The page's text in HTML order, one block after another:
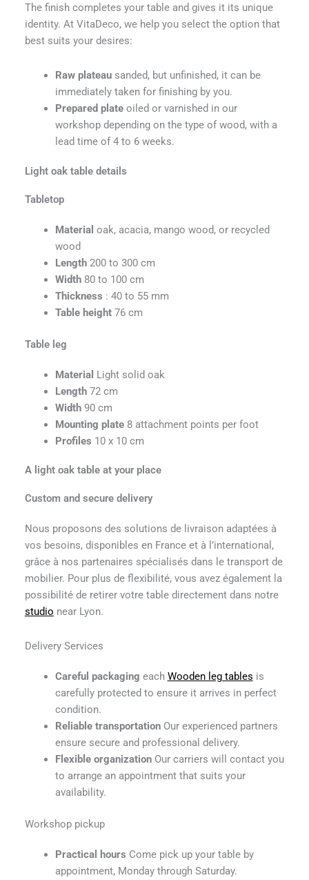
The finish completes your table and gives it its unique
identity. At VitaDeco, we help you select the option that
best suits your desires:
Raw plateausanded, but unfinished, it can be
immediately taken for finishing by you.
Prepared plateoiled or varnished in our
workshop depending on the type of wood, with a
lead time of 4 to 6 weeks.
Light oak table details
Tabletop
Material oak, acacia, mango wood, or recycled
wood
Length200 to 300 cm
Width80 to 100 cm
Thickness : 40 to 55 mm
Table height76 cm
Table leg
Material Light solid oak
Length72 cm
Width90 cm
Mounting plate8 attachment points per foot
Profiles 10 x 10 cm
A light oak table at your place
Custom and secure delivery
Nous proposons des solutions de livraison adaptées à
vos besoins, disponibles en France et à l’international,
grâce à nos partenaires spécialisés dans le transport de
mobilier. Pour plus de flexibilité, vous avez également la
possibilité de retirer votre table directement dans notre
studio near Lyon.
Delivery Services
Careful packaging each Wooden leg tables is
carefully protected to ensure it arrives in perfect
condition.
Reliable transportationOur experienced partners
ensure secure and professional delivery.
Flexible organizationOur carriers will contact you
to arrange an appointment that suits your
availability.
Workshop pickup
Practical hours Come pick up your table by
appointment, Monday through Saturday.